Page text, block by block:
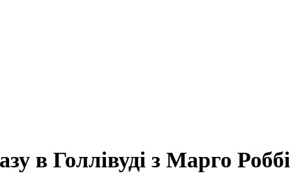
в Голлівуді з Марго Роббі